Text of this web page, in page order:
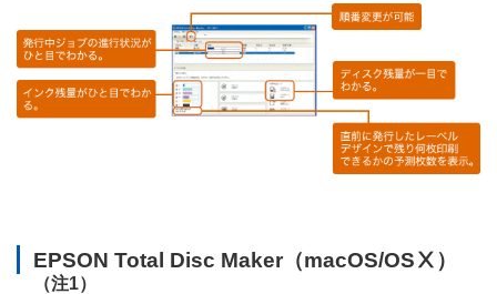
EPSON Total Disc Maker（macOS/OSⅩ）
（注1）